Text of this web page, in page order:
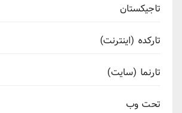
تاجیکستان
تارکده (اینترنت)
تارنما (سایت)
تحت وب